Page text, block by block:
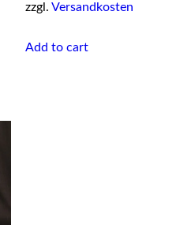
zzgl. Versandkosten
Add to cart